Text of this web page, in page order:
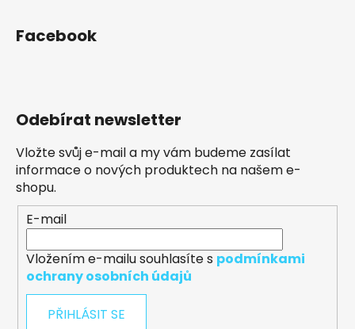
Facebook
Odebírat newsletter
Vložte svůj e-mail a my vám budeme zasílat
informace o nových produktech na našem e-
shopu.
E-mail
Vložením e-mailu souhlasíte s podmínkami
ochrany osobních údajů
PŘIHLÁSIT SE